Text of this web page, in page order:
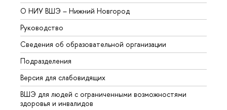
О НИУ ВШЭ – Нижний Новгород
Руководство
Сведения об образовательной организации
Подразделения
Версия для слабовидящих
ВШЭ для людей с ограниченными возможностями
здоровья и инвалидов